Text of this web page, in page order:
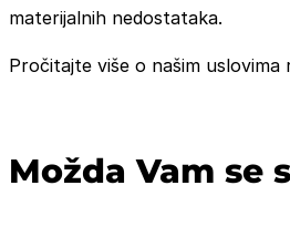
materijalnih nedostataka.
Pročitajte više o našim uslovima
Možda Vam se